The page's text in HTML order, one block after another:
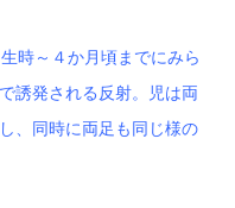
～４か月頃までにみら
誘発される反射。児は両
、同時に両足も同じ様の